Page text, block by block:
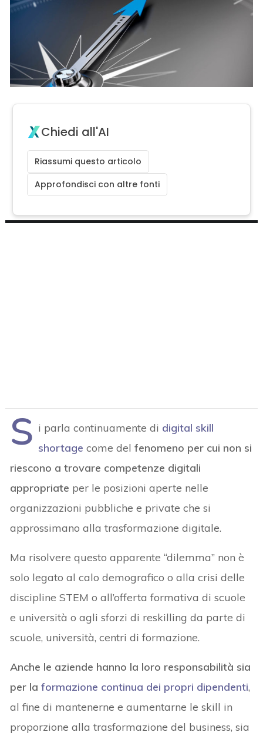
Chiedi all'AI
Riassumi questo articolo
Approfondisci con altre fonti
S i parla continuamente di digital skill
shortage come delfenomeno per cui non si
riescono a trovare competenze digitali
appropriate per le posizioni aperte nelle
organizzazioni pubbliche e private che si
approssimano alla trasformazione digitale.
Ma risolvere questo apparente “dilemma” non è
solo legato al calo demografico o alla crisi delle
discipline STEM o all’offerta formativa di scuole
e università o agli sforzi di reskilling da parte di
scuole, università, centri di formazione.
Anche le aziende hanno la loro responsabilità sia
per laformazione continua dei propri dipendenti,
al fine di mantenerne e aumentarne le skill in
proporzione alla trasformazione del business, sia